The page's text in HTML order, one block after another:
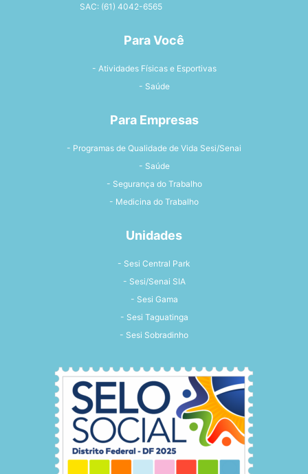
SAC: (61) 4042-6565
Para Você
- Atividades Físicas e Esportivas
- Saúde
Para Empresas
- Programas de Qualidade de Vida Sesi/Senai
- Saúde
- Segurança do Trabalho
- Medicina do Trabalho
Unidades
- Sesi Central Park
- Sesi/Senai SIA
- Sesi Gama
- Sesi Taguatinga
- Sesi Sobradinho